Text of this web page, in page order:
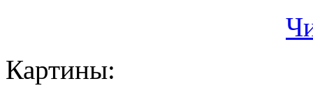
Картины: